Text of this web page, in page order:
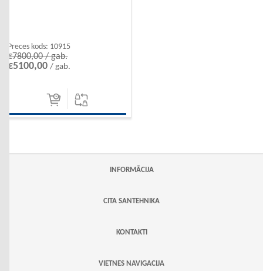
Preces kods: 10915
€7800,00 / gab.
€5100,00/ gab.
INFORMĀCIJA
CITA SANTEHNIKA
KONTAKTI
VIETNES NAVIGACIJA